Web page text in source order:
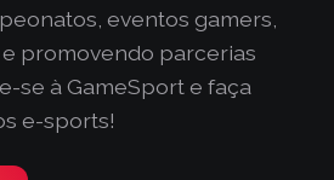
eventos gamers,
promovendo parcerias
se à GameSport e faça
e-sports!